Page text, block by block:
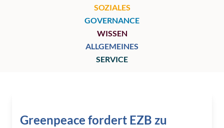
SOZIALES
GOVERNANCE
WISSEN
ALLGEMEINES
SERVICE
Greenpeace fordert EZB zu